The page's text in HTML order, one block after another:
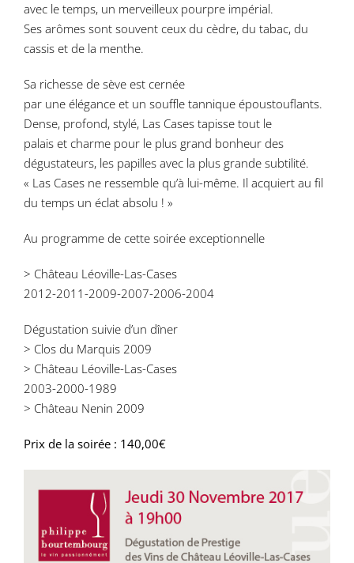
avec le temps, un merveilleux pourpre impérial.
Ses arômes sont souvent ceux du cèdre, du tabac, du
cassis et de la menthe.
Sa richesse de sève est cernée
par une élégance et un souffle tannique époustouflants.
Dense, profond, stylé, Las Cases tapisse tout le
palais et charme pour le plus grand bonheur des
dégustateurs, les papilles avec la plus grande subtilité.
« Las Cases ne ressemble qu’à lui-même. Il acquiert au fil
du temps un éclat absolu ! »
Au programme de cette soirée exceptionnelle
> Château Léoville-Las-Cases
2012-2011-2009-2007-2006-2004
Dégustation suivie d’un dîner
> Clos du Marquis 2009
> Château Léoville-Las-Cases
2003-2000-1989
> Château Nenin 2009
Prix de la soirée : 140,00€